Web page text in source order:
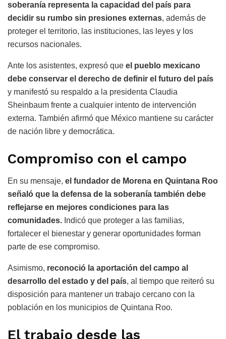
soberanía representa la capacidad del país para
decidir su rumbo sin presiones externas, además de
proteger el territorio, las instituciones, las leyes y los
recursos nacionales.
Ante los asistentes, expresó que el pueblo mexicano
debe conservar el derecho de definir el futuro del país
y manifestó su respaldo a la presidenta Claudia
Sheinbaum frente a cualquier intento de intervención
externa. También afirmó que México mantiene su carácter
de nación libre y democrática.
Compromiso con el campo
En su mensaje, el fundador de Morena en Quintana Roo
señaló que la defensa de la soberanía también debe
reflejarse en mejores condiciones para las
comunidades. Indicó que proteger a las familias,
fortalecer el bienestar y generar oportunidades forman
parte de ese compromiso.
Asimismo, reconoció la aportación del campo al
desarrollo del estado y del país, al tiempo que reiteró su
disposición para mantener un trabajo cercano con la
población en los municipios de Quintana Roo.
El trabajo desde las